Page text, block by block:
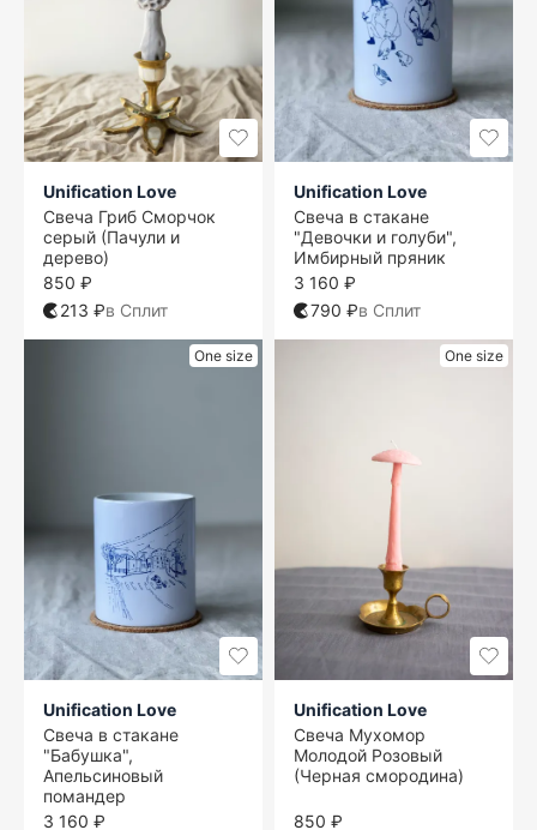
Unification Love
Свеча Гриб Сморчок
серый (Пачули и
дерево)
850 ₽
213 ₽в Сплит
Unification Love
Свеча в стакане
"Девочки и голуби",
Имбирный пряник
3 160 ₽
790 ₽в Сплит
One size
Unification Love
Свеча в стакане
"Бабушка",
Апельсиновый
помандер
3 160 ₽
One size
Unification Love
Свеча Мухомор
Молодой Розовый
(Черная смородина)
850 ₽